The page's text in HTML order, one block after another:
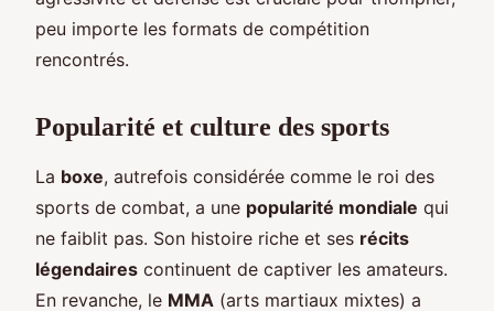
peu importe les formats de compétition
rencontrés.
Popularité et culture des sports
La boxe, autrefois considérée comme le roi des
sports de combat, a une popularité mondiale qui
ne faiblit pas. Son histoire riche et ses récits
légendaires continuent de captiver les amateurs.
En revanche, le MMA (arts martiaux mixtes) a